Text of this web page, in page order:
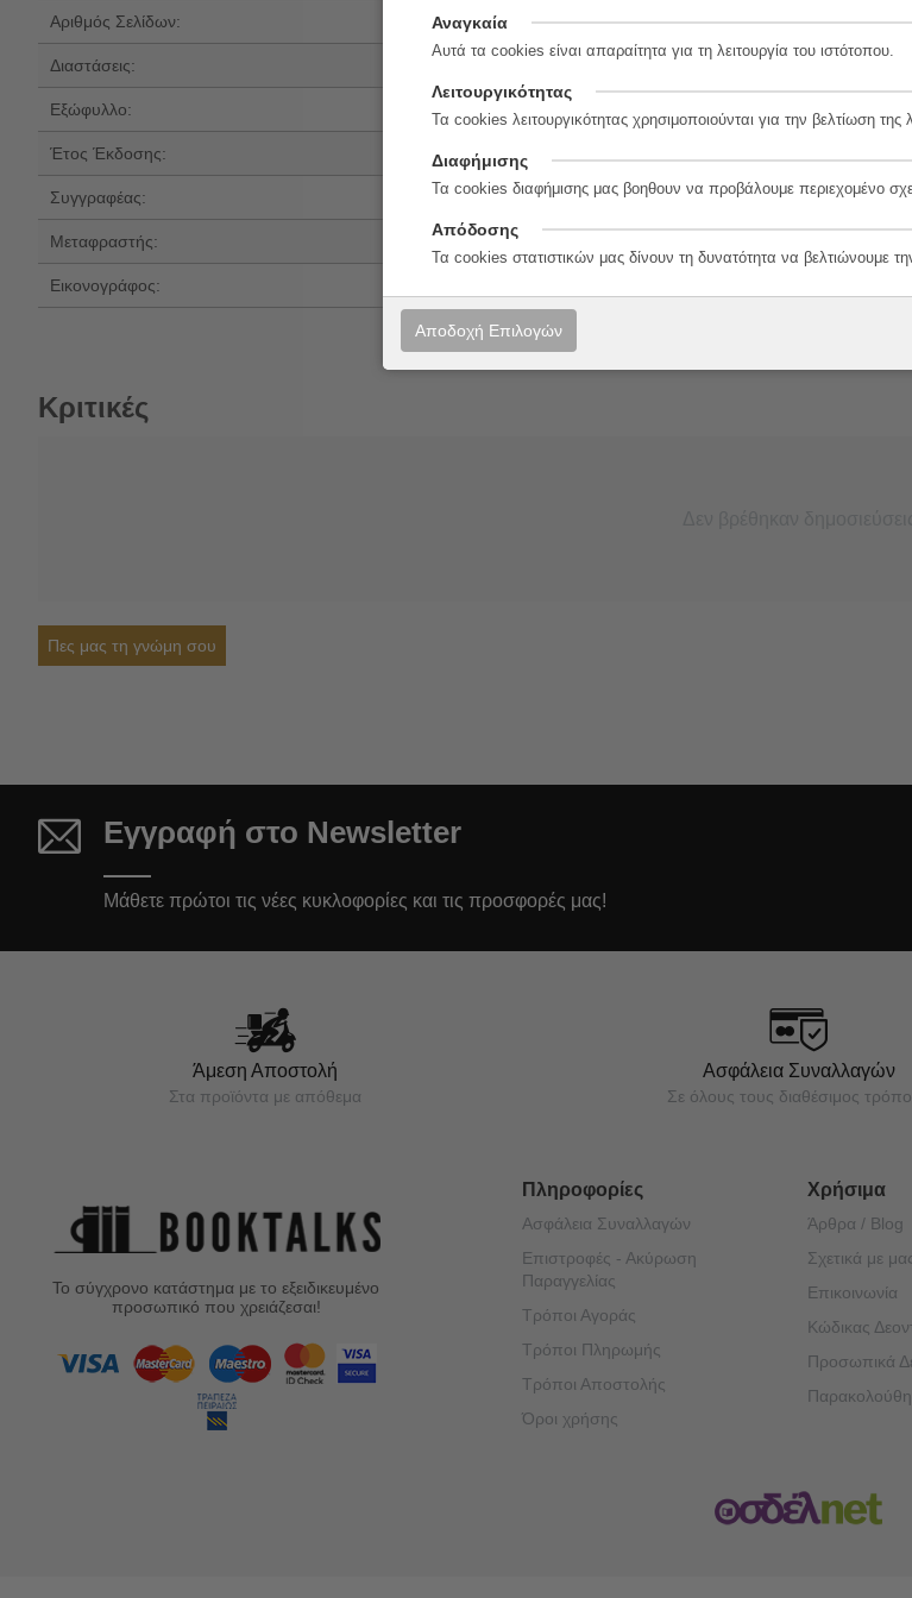
Αριθμός Σελίδων:
Διαστάσεις:
Εξώφυλλο: Μαλακό εξώφυλλο
Έτος Έκδοσης: 2026
Συγγραφέας: James Maclaine
Μεταφραστής: Αγγελική Β., μεταφράστρια Τζαβάρα
Εικονογράφος:
Κριτικές
Πες μας τη γνώμη σου
Εγγραφή στο Newsletter
Μάθετε πρώτοι τις νέες κυκλοφορίες και τις προσφορές μας!
Άμεση Αποστολή
Στα προϊόντα με απόθεμα
Ασφάλεια Συναλλαγών
Σε όλους τους διαθέσιμος
Το σύγχρονο κατάστημα με το εξειδικευμένο
προσωπικό που χρειάζεσαι!
Πληροφορίες
Ασφάλεια Συναλλαγών
Επιστροφές - Ακύρωση
Παραγγελίας
Τρόποι Αγοράς
Τρόποι Πληρωμής
Τρόποι Αποστολής
Όροι χρήσης
Χρήσιμα
Άρθρα / Blog
Σχετικά με μας
Επικοινωνία
Κώδικας
Προσωπικά
Αναγκαία
Αυτά τα cookies είναι απαραίτητα για τη λειτουργία του ιστότοπου.
Λειτουργικότητας
Τα cookies λειτουργικότητας χρησιμοποιούνται για την βελτίωση της
Διαφήμισης
Τα cookies διαφήμισης μας βοηθουν να προβάλουμε περιεχομένο
Απόδοσης
Τα cookies στατιστικών μας δίνουν τη δυνατότητα να βελτιώνουμε
Αποδοχή Επιλογών